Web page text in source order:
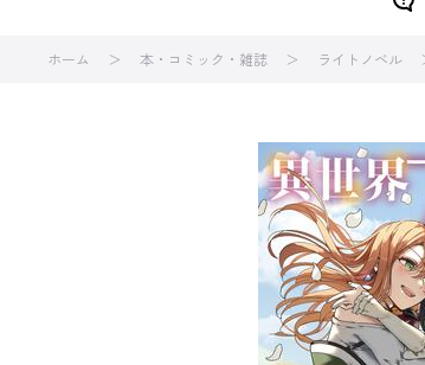
ホーム 本・コミック・雑誌 ライトノベル